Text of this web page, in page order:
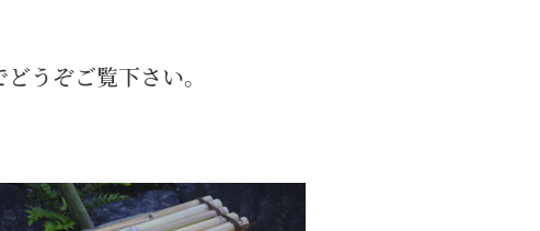
うぞご覧下さい。